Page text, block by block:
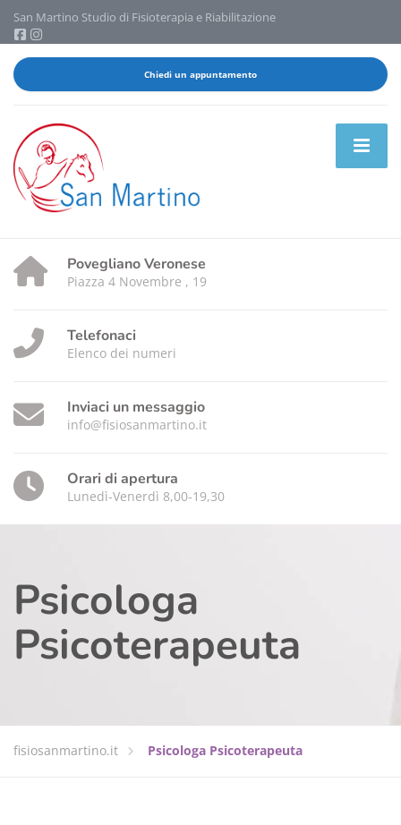
San Martino Studio di Fisioterapia e Riabilitazione
Chiedi un appuntamento
Povegliano Veronese
Piazza 4 Novembre , 19
Telefonaci
Elenco dei numeri
Inviaci un messaggio
info@fisiosanmartino.it
Orari di apertura
Lunedì-Venerdì 8,00-19,30
Psicologa
Psicoterapeuta
fisiosanmartino.it Psicologa Psicoterapeuta